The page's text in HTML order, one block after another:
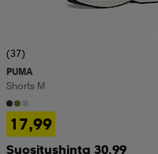
(37)
PUMA
Shorts M
17,99
Suositushinta 30,99